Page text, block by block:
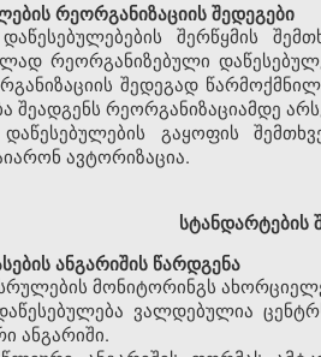
რეორგანიზაციის შედეგები
შერწყმის
რეორგანიზებული
შედეგად
შეადგენს რეორგანიზაციამდე
გაყოფის
ავტორიზაცია.
სტანდარტების
ანგარიშის წარდგენა
მონიტორინგს
ვალდებულია
ანგარიში.